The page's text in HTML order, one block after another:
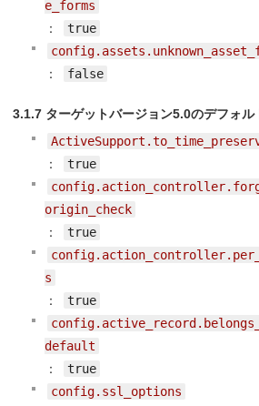
e_forms
：
true
：
false
3.1.7 ターゲットバージョン5.0のデフォル
：
true
origin_check
：
true
s
：
true
default
：
true
config.ssl_options